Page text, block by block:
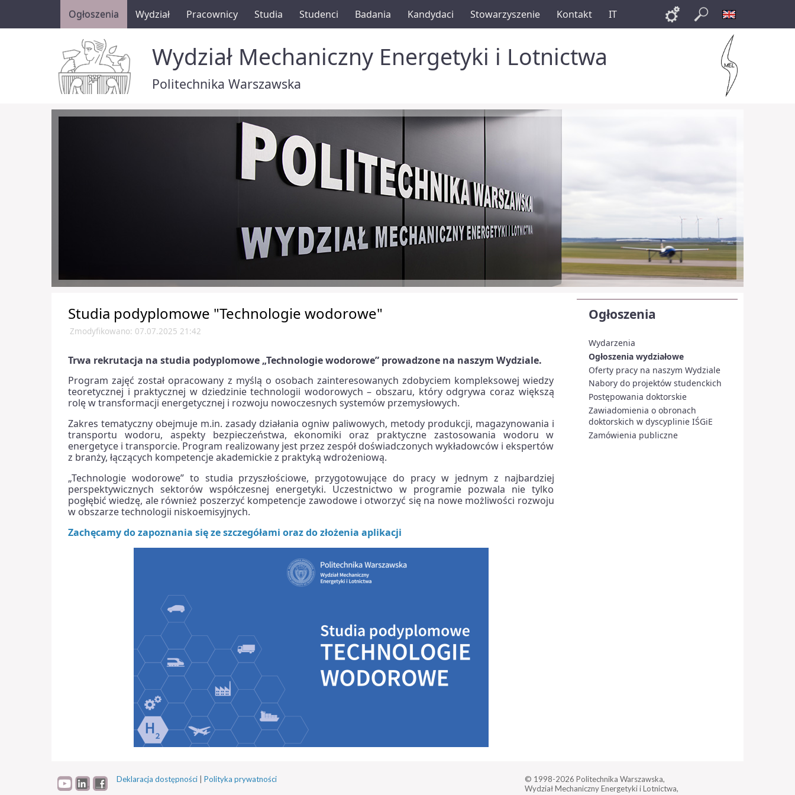
Ogłoszenia Wydział Pracownicy Studia Studenci Badania Kandydaci Stowarzyszenie Kontakt IT Links Szukaj
Wydział Mechaniczny Energetyki i Lotnictwa
Politechnika Warszawska
Ogłoszenia
Wydarzenia
Ogłoszenia wydziałowe
Oferty pracy na naszym Wydziale
Nabory do projektów studenckich
Postępowania doktorskie
Zawiadomienia o obronach
doktorskich w dyscyplinie IŚGiE
Zamówienia publiczne
Studia podyplomowe "Technologie wodorowe"
Zmodyfikowano: 07.07.2025 21:42
Trwa rekrutacja na studia podyplomowe „Technologie wodorowe” prowadzone na naszym Wydziale.
Program zajęć został opracowany z myślą o osobach zainteresowanych zdobyciem kompleksowej wiedzy
teoretycznej i praktycznej w dziedzinie technologii wodorowych – obszaru, który odgrywa coraz większą
rolę w transformacji energetycznej i rozwoju nowoczesnych systemów przemysłowych.
Zakres tematyczny obejmuje m.in. zasady działania ogniw paliwowych, metody produkcji, magazynowania i
transportu wodoru, aspekty bezpieczeństwa, ekonomiki oraz praktyczne zastosowania wodoru w
energetyce i transporcie. Program realizowany jest przez zespół doświadczonych wykładowców i ekspertów
z branży, łączących kompetencje akademickie z praktyką wdrożeniową.
„Technologie wodorowe” to studia przyszłościowe, przygotowujące do pracy w jednym z najbardziej
perspektywicznych sektorów współczesnej energetyki. Uczestnictwo w programie pozwala nie tylko
pogłębić wiedzę, ale również poszerzyć kompetencje zawodowe i otworzyć się na nowe możliwości rozwoju
w obszarze technologii niskoemisyjnych.
Zachęcamy do zapoznania się ze szczegółami oraz do złożenia aplikacji
Deklaracja dostępności Polityka prywatności © 1998-2026 Politechnika Warszawska,
Wydział Mechaniczny Energetyki i Lotnictwa,